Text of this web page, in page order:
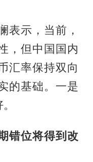
表示，当前，
，但中国国内
汇率保持双向
的基础。一是
错位将得到改